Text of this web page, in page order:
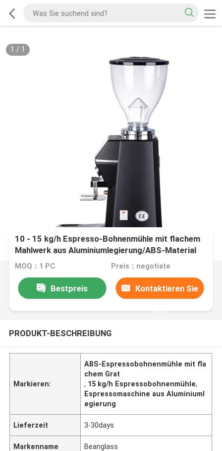
1 / 1
10 - 15 kg/h Espresso-Bohnenmühle mit flachem
Mahlwerk aus Aluminiumlegierung/ABS-Material
MOQ：1 PC Preis：negotiate
Bestpreis Kontaktieren Sie
uns
PRODUKT-BESCHREIBUNG
Markieren:
ABS-Espressobohnenmühle mit fla
chem Grat
, 15 kg/h Espressobohnenmühle,
Espressomaschine aus Aluminiuml
egierung
Lieferzeit 3-30days
Markenname Beanglass